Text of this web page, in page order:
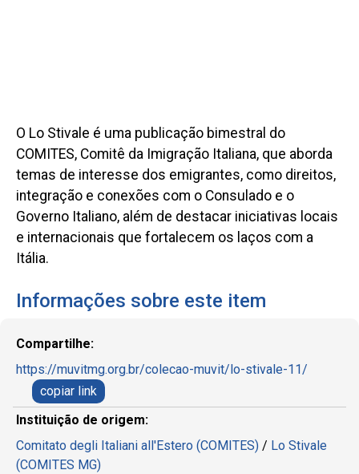
O Lo Stivale é uma publicação bimestral do
COMITES, Comitê da Imigração Italiana, que aborda
temas de interesse dos emigrantes, como direitos,
integração e conexões com o Consulado e o
Governo Italiano, além de destacar iniciativas locais
e internacionais que fortalecem os laços com a
Itália.
Informações sobre este item
Compartilhe:
https://muvitmg.org.br/colecao-muvit/lo-stivale-11/
copiar link
Instituição de origem:
Comitato degli Italiani all'Estero (COMITES) / Lo Stivale
(COMITES MG)